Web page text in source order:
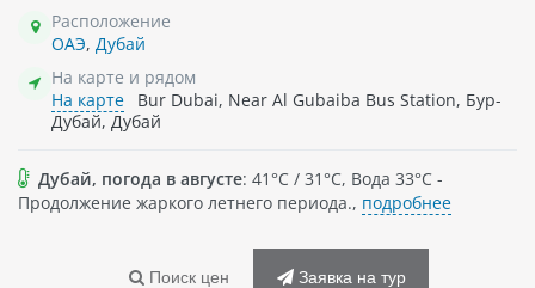
Расположение
ОАЭ, Дубай
На карте и рядом
На карте
Bur Dubai, Near Al Gubaiba Bus Station, Бур-
Дубай, Дубай
Дубай, погода в августе: 41°C / 31°C, Вода 33°C -
Продолжение жаркого летнего периода., подробнее
Поиск цен Заявка на тур